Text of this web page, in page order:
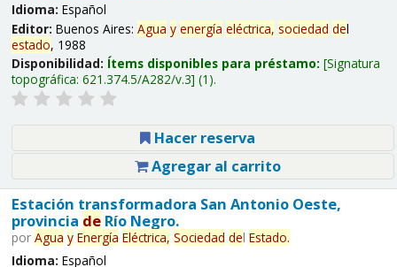
Idioma: Español
Editor: Buenos Aires: Agua y energía eléctrica, sociedad del
estado, 1988
Disponibilidad: Ítems disponibles para préstamo: Signatura
topográfica: 621.374.5/A282/v.3 (1).
Hacer reserva
Agregar al carrito
Estación transformadora San Antonio Oeste,
provincia deRío Negro.
por Agua y Energía Eléctrica, Sociedad del Estado.
Idioma: Español